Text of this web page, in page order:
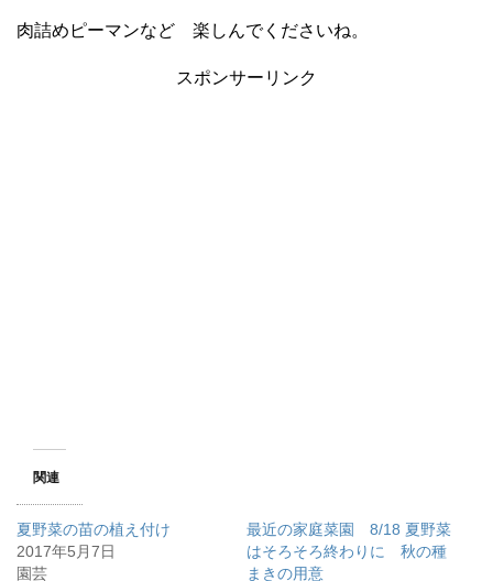
肉詰めピーマンなど 楽しんでくださいね。
スポンサーリンク
関連
夏野菜の苗の植え付け
2017年5月7日
園芸
最近の家庭菜園 8/18 夏野菜
はそろそろ終わりに 秋の種
まきの用意